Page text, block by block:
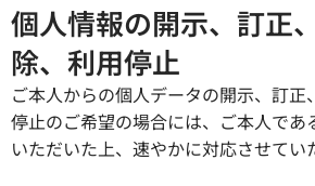
個人情報の開示、訂正
除、利用停止
ご本人からの個人データの開示、訂正
停止のご希望の場合には、ご本人であ
いただいた上、速やかに対応させてい